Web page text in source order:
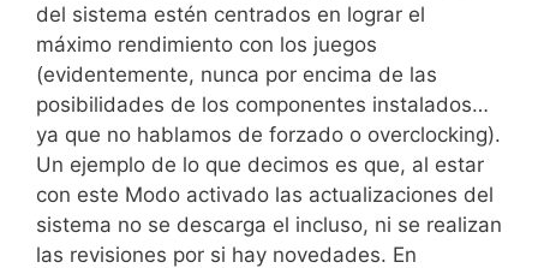
del sistema estén centrados en lograr el
máximo rendimiento con los juegos
(evidentemente, nunca por encima de las
posibilidades de los componentes instalados…
ya que no hablamos de forzado o overclocking).
Un ejemplo de lo que decimos es que, al estar
con este Modo activado las actualizaciones del
sistema no se descarga el incluso, ni se realizan
las revisiones por si hay novedades. En